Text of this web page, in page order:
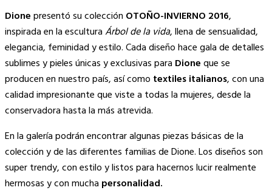
Dionepresentó su colección OTOÑO-INVIERNO 2016,
inspirada en la esculturaÁrbol de la vida, llena de sensualidad,
elegancia, feminidad y estilo. Cada diseño hace gala de detalles
sublimes y pieles únicas y exclusivas para Dioneque se
producen en nuestro país, así como textiles italianos, con una
calidad impresionante que viste a todas la mujeres, desde la
conservadora hasta la más atrevida.
En la galería podrán encontrar algunas piezas básicas de la
colección y de las diferentes familias de Dione. Los diseños son
super trendy, con estilo y listos para hacernos lucir realmente
hermosas y con mucha personalidad.